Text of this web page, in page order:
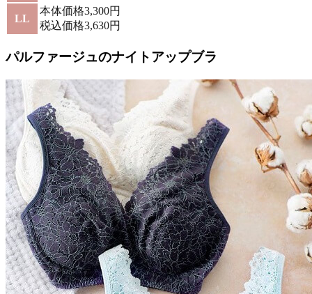
LL
本体価格3,300円
税込価格3,630円
パルファージュのナイトアップブラ